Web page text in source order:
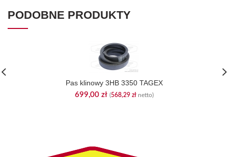
PODOBNE PRODUKTY
Pas klinowy 3HB 3350 TAGEX
699,00 zł (568,29 złnetto)